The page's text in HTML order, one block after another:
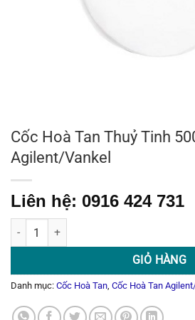
Cốc Hoà Tan Thuỷ Tinh
Agilent/Vankel
Liên hệ: 0916 424 731
Cốc Hoà Tan Thuỷ Tinh 500mL, Cho
GIỎ HÀNG
Danh mục: Cốc Hoà Tan, Cốc Hoà Tan